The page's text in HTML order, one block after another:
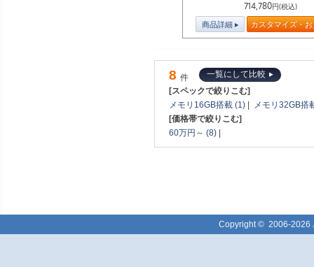
714,780円(税込)
商品詳細 カスタマイズ・
8 件
一覧にして比較
[スペックで絞りこむ]
メモリ16GB搭載 (1)
メモリ32GB搭
[価格帯で絞りこむ]
60万円～ (8)
Copyright © 2006-2026